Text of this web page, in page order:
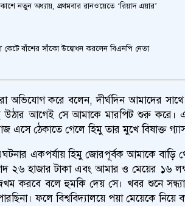
নতুন অধ্যায়, প্রথমবার রানওয়েতে ‘রিয়াদ এয়ার’
কেটে বাঁশের সাঁকো উদ্বোধন করলেন বিএনপি নেতা
করে বলেন, দীর্ঘদিন আমাদের সাথে
আগেই সে আমাকে মারপিট শুরু করে।
ঠেকাতে গেলে হিমু তার মুখে বিষাক্ত
একপর্যায় হিমু জোরপূর্বক আমাকে বাড়ি
হাজার টাকা এবং আমার ও মেয়ের ১৬ লক্ষ
করবে বলে হুমকি দেয় সে। খবর শুনে সন্ধ্যায়
ফলে বিশ্ববিদ্যালয়ে পয়া মেয়েকে নিয়ে